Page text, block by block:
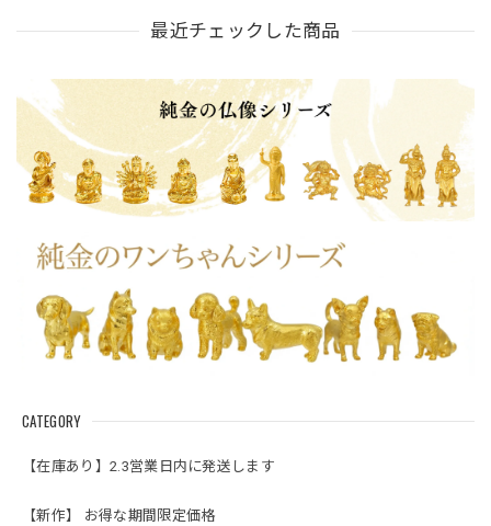
CATEGORY
【在庫あり】2.3営業日内に発送します
【新作】 お得な期間限定価格
最近チェックした商品